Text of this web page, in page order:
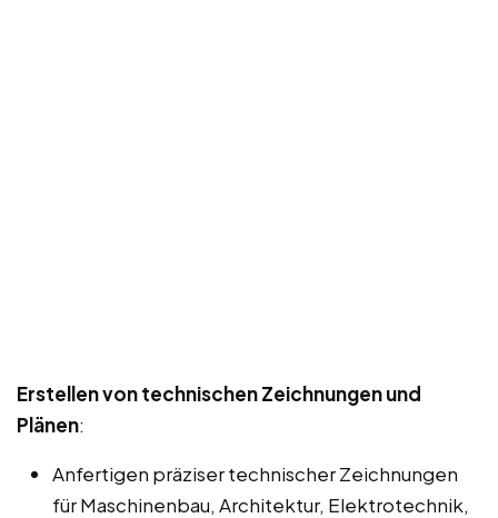
Erstellen von technischen Zeichnungen und
Plänen:
Anfertigen präziser technischer Zeichnungen
für Maschinenbau, Architektur, Elektrotechnik,